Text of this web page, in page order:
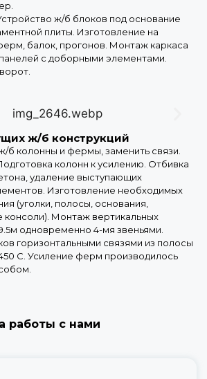
ж/б блоков под основание
плиты. Изготовление на
балок, прогонов. Монтаж каркаса
с доборными элементами.
ж/б конструкций
б колонны и фермы, заменить связи.
колонн к усилению. Отбивка
удаление выступающих
Изготовление необходимых
(уголки, полосы, основания,
Монтаж вертикальных
одновременно 4-мя звеньями.
горизонтальными связями из полосы
С. Усиление ферм производилось
работы с нами